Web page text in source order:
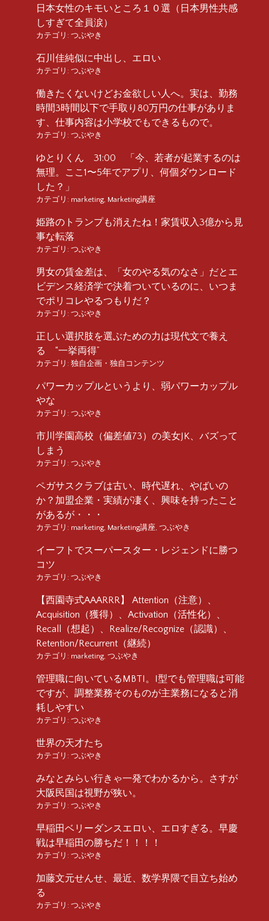
日本女性のキモいところ１０選（日本男性共感
しすぎて全員涙）
カテゴリ: つぶやき
石川佳純似に中出し、エロい
カテゴリ: つぶやき
働きたくないけどお金欲しい人へ。実は、勤務
時間3時間以下で手取り80万円の仕事がありま
す、仕事内容は小学校でもできるもので。
カテゴリ: つぶやき
ゆとりくん 31:00 「今、若者が起業するのは
無理。ここ1〜5年でアプリ、何個ダウンロード
した？」
カテゴリ: marketing Marketing講座
姫路のトランプも消えたね！家賃収入3億から見
事な転落
カテゴリ: つぶやき
男女の賃金差は、「女のやる気のなさ」だとエ
ビデンス経済学で決着ついているのに、いつま
でポリコレやるつもりだ？
カテゴリ: つぶやき
正しい選択肢を選ぶための力は現代文で養え
る “一挙両得”
カテゴリ: 独自企画・独自コンテンツ
パワーカップルというより、弱パワーカップル
やな
カテゴリ: つぶやき
市川学園高校（偏差値73）の美女JK、バズって
しまう
カテゴリ: つぶやき
ペガサスクラブは古い、時代遅れ、やばいの
か？加盟企業・実績が凄く、興味を持ったこと
があるが・・・
カテゴリ: marketing Marketing講座 つぶやき
イーフトでスーパースター・レジェンドに勝つ
コツ
カテゴリ: つぶやき
【西園寺式AAARRR】 Attention（注意）、
Acquisition（獲得）、Activation（活性化）、
Recall（想起）、Realize/Recognize（認識）、
Retention/Recurrent（継続）
カテゴリ: marketing つぶやき
管理職に向いているMBTI。I型でも管理職は可能
ですが、調整業務そのものが主業務になると消
耗しやすい
カテゴリ: つぶやき
世界の天才たち
カテゴリ: つぶやき
みなとみらい行きゃ一発でわかるから。さすが
大阪民国は視野が狭い。
カテゴリ: つぶやき
早稲田ベリーダンスエロい、エロすぎる。早慶
戦は早稲田の勝ちだ！！！！
カテゴリ: つぶやき
加藤文元せんせ、最近、数学界隈で目立ち始め
る
カテゴリ: つぶやき